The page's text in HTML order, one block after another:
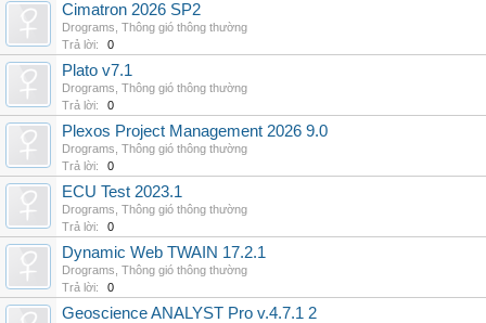
Cimatron 2026 SP2
Drograms Thông gió thông thường
Trả lời:
0
Plato v7.1
Drograms Thông gió thông thường
Trả lời:
0
Plexos Project Management 2026 9.0
Drograms Thông gió thông thường
Trả lời:
0
ECU Test 2023.1
Drograms Thông gió thông thường
Trả lời:
0
Dynamic Web TWAIN 17.2.1
Drograms Thông gió thông thường
Trả lời:
0
Geoscience ANALYST Pro v.4.7.1 2